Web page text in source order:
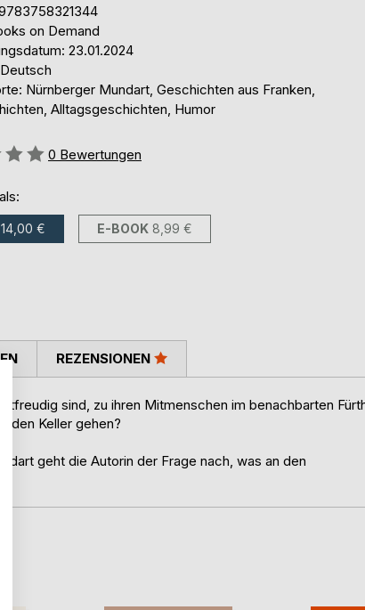
on Demand
23.01.2024
Nürnberger Mundart, Geschichten aus Franken,
Alltagsgeschichten, Humor
0 Bewertungen
14,00 € E-BOOK 8,99 €
sind, zu ihren Mitmenschen im benachbarten
den Keller gehen?
geht die Autorin der Frage nach, was an den
REZENSIONEN